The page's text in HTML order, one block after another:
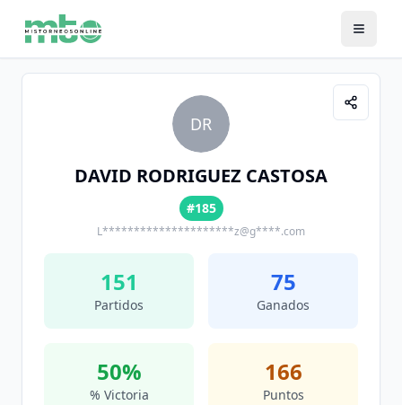
DR
DAVID RODRIGUEZ CASTOSA
#185
L*********************z@g****.com
151
Partidos
75
Ganados
50%
% Victoria
166
Puntos